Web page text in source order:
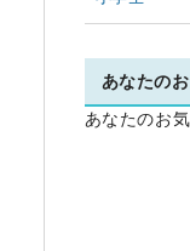
あなたの
あなたのお